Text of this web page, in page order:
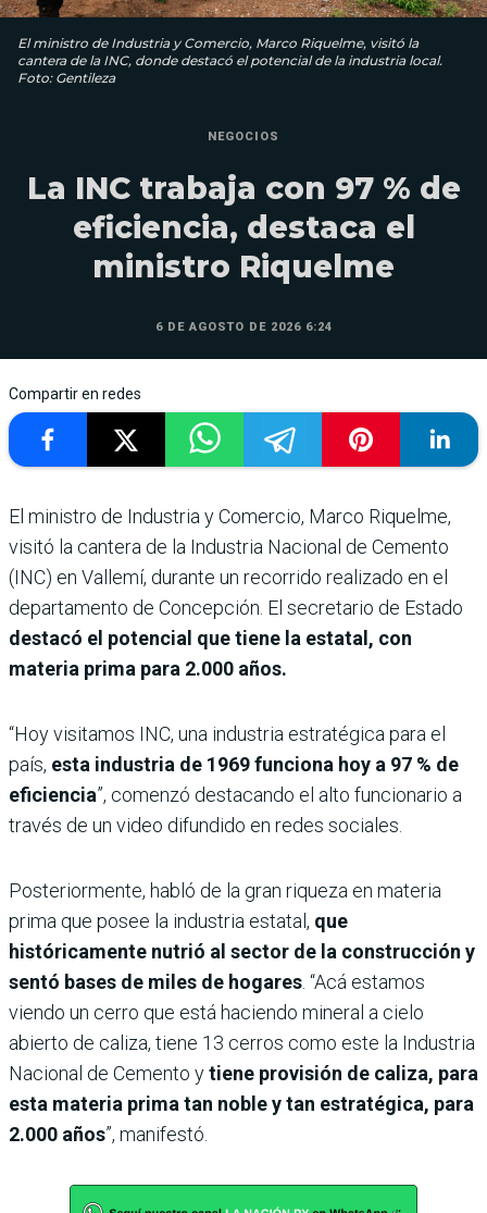
El ministro de Industria y Comercio, Marco Riquelme, visitó la
cantera de la INC, donde destacó el potencial de la industria local.
Foto: Gentileza
NEGOCIOS
La INC trabaja con 97 % de
eficiencia, destaca el
ministro Riquelme
6 DE AGOSTO DE 2026 6:24
Compartir en redes
El ministro de Industria y Comercio, Marco Riquelme,
visitó la cantera de la Industria Nacional de Cemento
(INC) en Vallemí, durante un recorrido realizado en el
departamento de Concepción. El secretario de Estado
destacó el potencial que tiene la estatal, con
materia prima para 2.000 años.
“Hoy visitamos INC, una industria estratégica para el
país, esta industria de 1969 funciona hoy a 97 % de
eficiencia”, comenzó destacando el alto funcionario a
través de un video difundido en redes sociales.
Posteriormente, habló de la gran riqueza en materia
prima que posee la industria estatal, que
históricamente nutrió al sector de la construcción y
sentó bases de miles de hogares . “Acá estamos
viendo un cerro que está haciendo mineral a cielo
abierto de caliza, tiene 13 cerros como este la Industria
Nacional de Cemento ytiene provisión de caliza, para
esta materia prima tan noble y tan estratégica, para
2.000 años”, manifestó.